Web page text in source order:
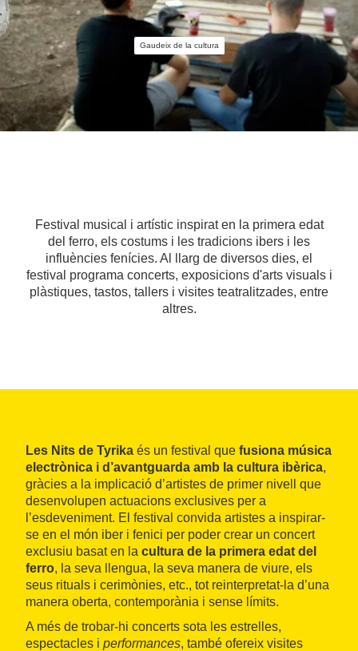
Gaudeix de la cultura
Festival musical i artístic inspirat en la primera edat
del ferro, els costums i les tradicions ibers i les
influències fenícies. Al llarg de diversos dies, el
festival programa concerts, exposicions d'arts visuals i
plàstiques, tastos, tallers i visites teatralitzades, entre
altres.
Les Nits de Tyrika és un festival que fusiona música
electrònica i d’avantguarda amb la cultura ibèrica,
gràcies a la implicació d’artistes de primer nivell que
desenvolupen actuacions exclusives per a
l’esdeveniment. El festival convida artistes a inspirar-
se en el món iber i fenici per poder crear un concert
exclusiu basat en la cultura de la primera edat del
ferro, la seva llengua, la seva manera de viure, els
seus rituals i cerimònies, etc., tot reinterpretat-la d’una
manera oberta, contemporània i sense límits.
A més de trobar-hi concerts sota les estrelles,
espectacles i performances, també ofereix visites